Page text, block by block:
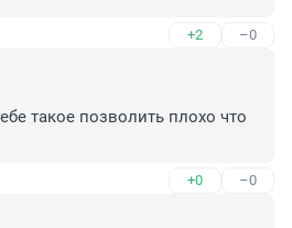
+2 –0
такое позволить плохо что
+0 –0